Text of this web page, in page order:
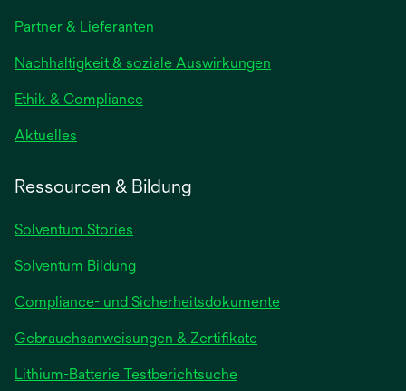
einer
neuen
Registerkarte
geöffnet
Partner & Lieferanten
Nachhaltigkeit & soziale Auswirkungen
Ethik & Compliance
Aktuelles
Registerkarte
Ressourcen & Bildung
Solventum Stories
Solventum Bildung
Compliance- und Sicherheitsdokumente
Gebrauchsanweisungen & Zertifikatewird
Lithium-Batterie Testberichtsuchewird